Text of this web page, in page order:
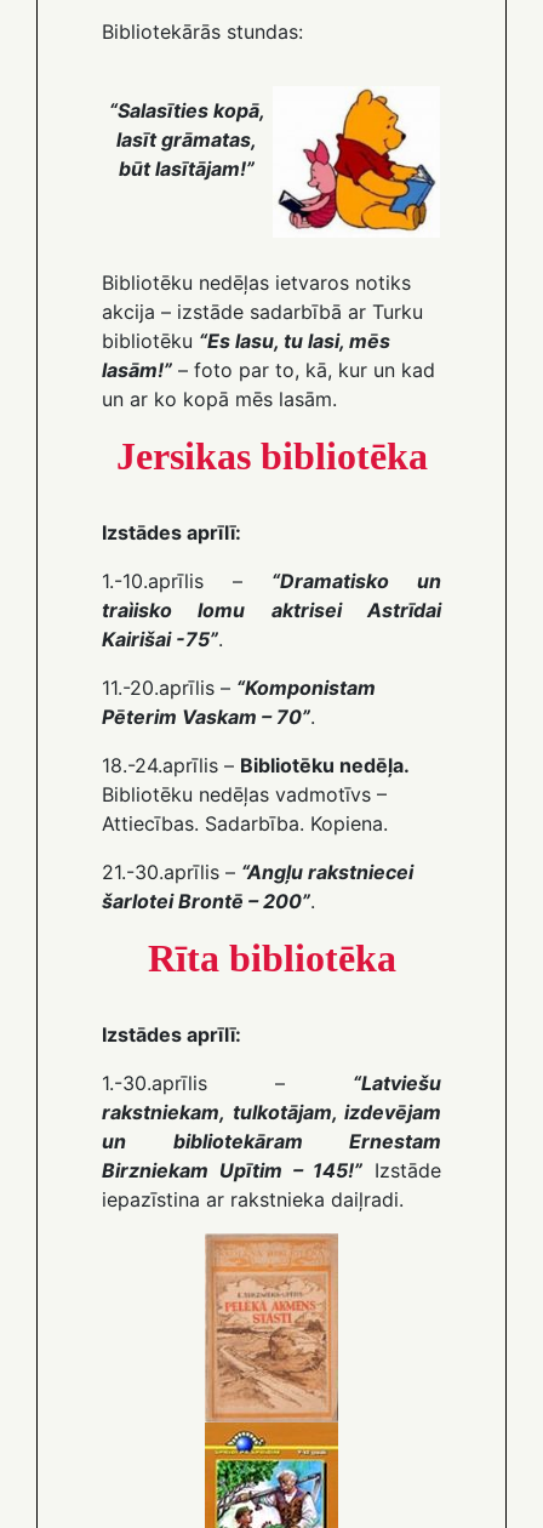
Bibliotekārās stundas:
“Salasīties kopā,
lasīt grāmatas,
būt lasītājam!”
Bibliotēku nedēļas ietvaros notiks
akcija – izstāde sadarbībā ar Turku
bibliotēku “Es lasu, tu lasi, mēs
lasām!” – foto par to, kā, kur un kad
un ar ko kopā mēs lasām.
Jersikas bibliotēka
Izstādes aprīlī:
1.-10.aprīlis – “Dramatisko un
traìisko lomu aktrisei Astrīdai
Kairišai -75”.
11.-20.aprīlis – “Komponistam
Pēterim Vaskam – 70”.
18.-24.aprīlis – Bibliotēku nedēļa.
Bibliotēku nedēļas vadmotīvs –
Attiecības. Sadarbība. Kopiena.
21.-30.aprīlis – “Angļu rakstniecei
šarlotei Brontē – 200”.
Rīta bibliotēka
Izstādes aprīlī:
1.-30.aprīlis – “Latviešu
rakstniekam, tulkotājam, izdevējam
un bibliotekāram Ernestam
Birzniekam Upītim – 145!” Izstāde
iepazīstina ar rakstnieka daiļradi.